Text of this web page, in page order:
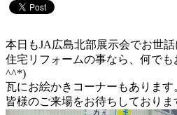
本日もJA広島北部展示会でお世話
住宅リフォームの事なら、何で
^^*)
瓦にお絵かきコーナーもあります
皆様のご来場をお待ちしておりま